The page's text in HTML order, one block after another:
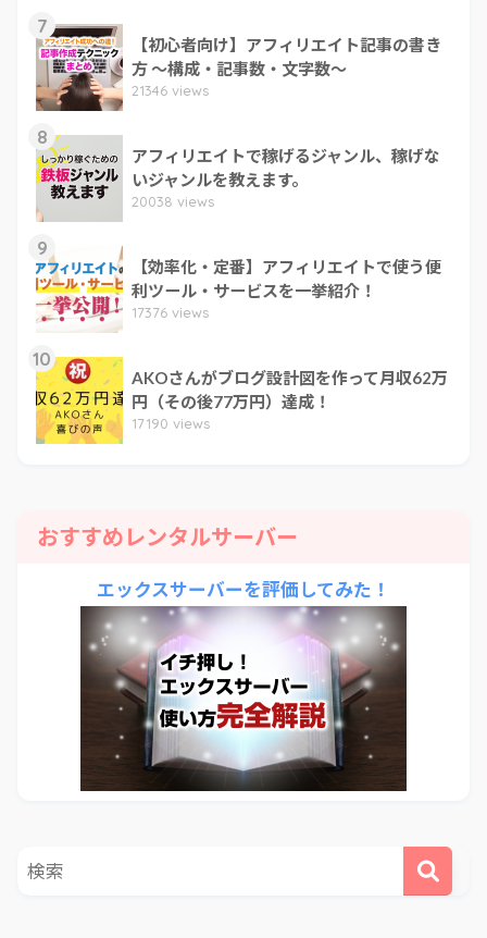
7
【初心者向け】アフィリエイト記事の書き
方 ～構成・記事数・文字数～
21346 views
8
アフィリエイトで稼げるジャンル、稼げな
いジャンルを教えます。
20038 views
9
【効率化・定番】アフィリエイトで使う便
利ツール・サービスを一挙紹介！
17376 views
10
AKOさんがブログ設計図を作って月収62万
円（その後77万円）達成！
17190 views
おすすめレンタルサーバー
エックスサーバーを評価してみた！